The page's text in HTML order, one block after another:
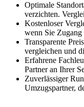
Optimale
verzichten.
Kostenloser
wenn Sie Zugang
Transparente
vergleichen und
Erfahrene
Partner an Ihrer
Zuverlässiger
Umzugspartner,